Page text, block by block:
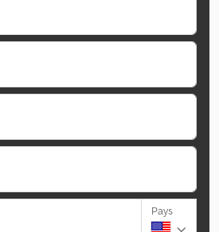
Pays